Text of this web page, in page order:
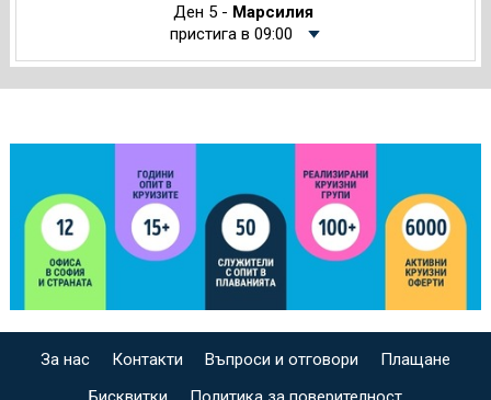
Ден 5 - Марсилия
пристига в 09:00
За нас Контакти Въпроси и отговори
Плащане